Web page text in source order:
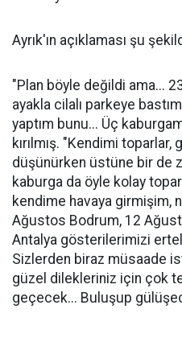
Ayrık'ın açıklaması şu
"Plan böyle değildi ama...
ayakla cilalı parkeye
yaptım bunu... Üç
kırılmış. "Kendimi
düşünürken üstüne bir de
kaburga da öyle kolay
kendime havaya girmişim,
Ağustos Bodrum, 12
Antalya gösterilerimizi
Sizlerden biraz müsaade
güzel dilekleriniz için çok
geçecek... Buluşup